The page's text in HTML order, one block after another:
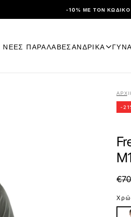
-10% ΜΕ ΤΟΝ ΚΩΔΙΚΌ
ΝΕΕΣ ΠΑΡΑΛΑΒΕΣΑΝΔΡΙΚΑ
-21
Τιμή